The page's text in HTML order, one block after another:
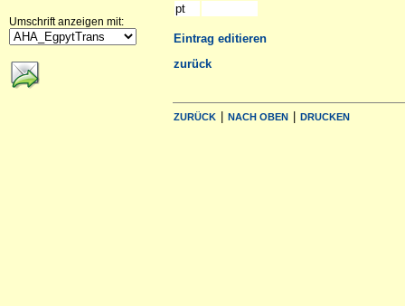
Umschrift anzeigen mit:
pt
Eintrag editieren
zurück
ZURÜCK | NACH OBEN | DRUCKEN